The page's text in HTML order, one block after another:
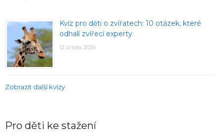
Kvíz pro děti o zvířatech: 10 otázek, které
odhalí zvířecí experty
12 února, 2026
Zobrazit další kvízy
Pro děti ke stažení